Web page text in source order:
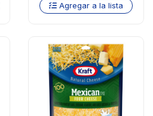
Agregar a la lista